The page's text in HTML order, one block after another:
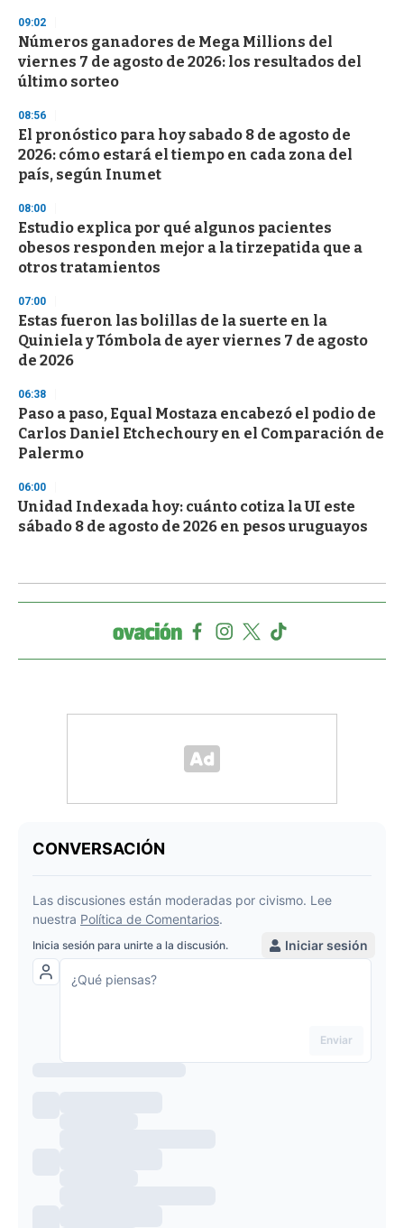
d
s
09:02
Números ganadores de Mega Millions del
viernes 7 de agosto de 2026: los resultados del
último sorteo
08:56
El pronóstico para hoy sabado 8 de agosto de
2026: cómo estará el tiempo en cada zona del
país, según Inumet
08:00
Estudio explica por qué algunos pacientes
obesos responden mejor a la tirzepatida que a
otros tratamientos
07:00
Estas fueron las bolillas de la suerte en la
Quiniela y Tómbola de ayer viernes 7 de agosto
de 2026
06:38
Paso a paso, Equal Mostaza encabezó el podio de
Carlos Daniel Etchechoury en el Comparación de
Palermo
06:00
Unidad Indexada hoy: cuánto cotiza la UI este
sábado 8 de agosto de 2026 en pesos uruguayos